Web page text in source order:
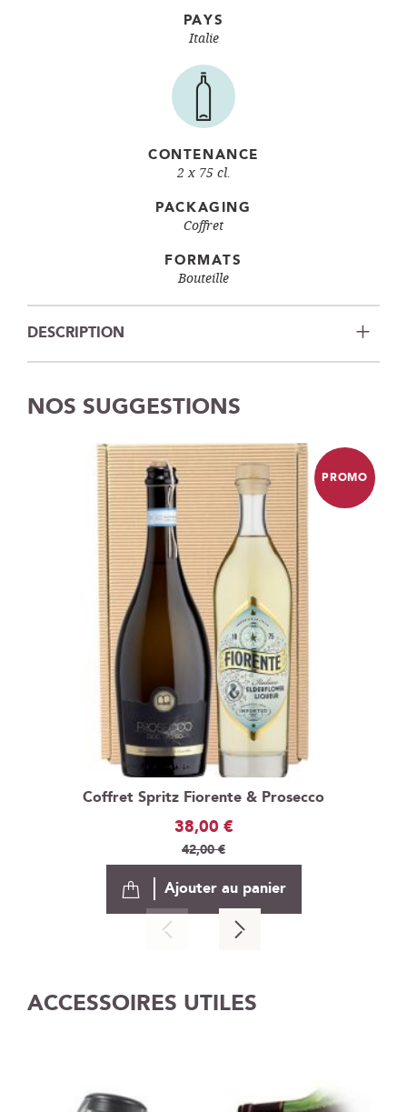
PAYS
Italie
CONTENANCE
2 x 75 cl.
PACKAGING
Coffret
FORMATS
Bouteille
DESCRIPTION
NOS SUGGESTIONS
Coffret Spritz Fiorente & Prosecco
Prix
Spécial
38,00 €
42,00 €
PROMO
Ajouter au panier
ACCESSOIRES UTILES